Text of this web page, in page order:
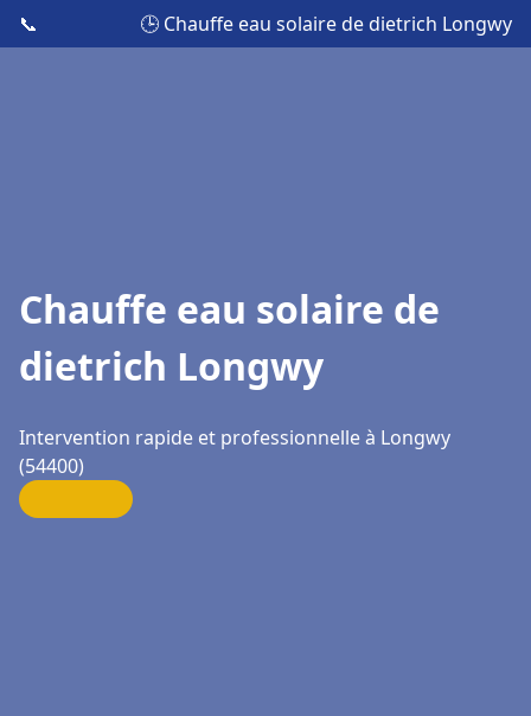
📞 🕒 Chauffe eau solaire de dietrich Longwy
Chauffe eau solaire de
dietrich Longwy
Intervention rapide et professionnelle à Longwy
(54400)